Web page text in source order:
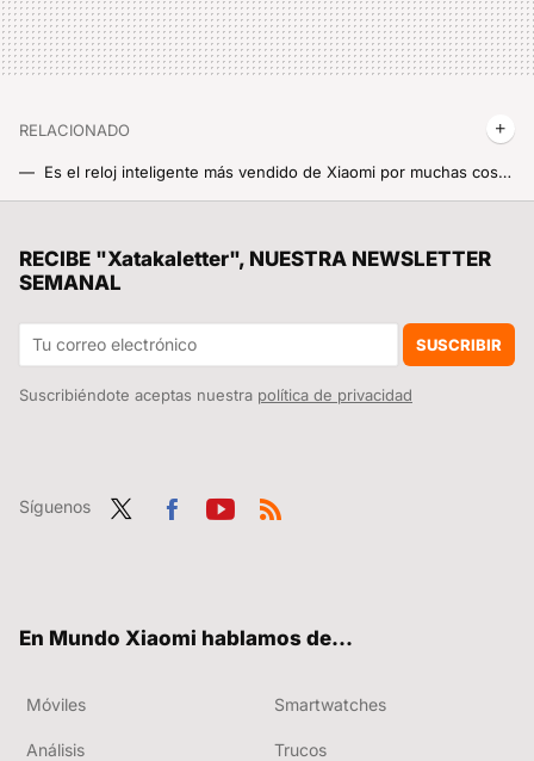
RELACIONADO
Es el reloj inteligente más vendido de Xiaomi por muchas cosas, pero también por el precio. Y aquí tienes un código de descuento para AliExpress
Se han reservado tantos Xiaomi SU7 Ultra que ya hay revendedores cobrando hasta 20.000 euros más por el coche
RECIBE "Xatakaletter", NUESTRA NEWSLETTER
SEMANAL
SUSCRIBIR
Suscribiéndote aceptas nuestra política de privacidad
Síguenos
En Mundo Xiaomi hablamos de...
Móviles Smartwatches
Análisis Trucos